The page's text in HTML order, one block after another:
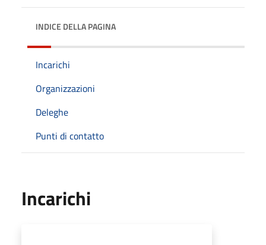
INDICE DELLA PAGINA
Incarichi
Organizzazioni
Deleghe
Punti di contatto
Incarichi